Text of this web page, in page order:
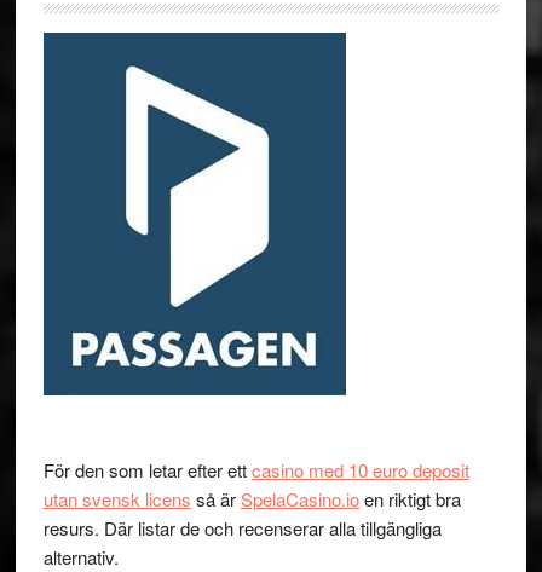
För den som letar efter ettcasino med 10 euro deposit
utan svensk licens så ärSpelaCasino.ioen riktigt bra
resurs. Där listar de och recenserar alla tillgängliga
alternativ.